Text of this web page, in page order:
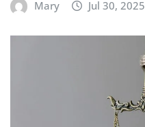
Mary Jul 30, 2025